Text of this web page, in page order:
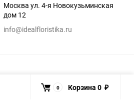
Москва ул. 4-я Новокузьминская
дом 12
info@idealfloristika.ru
0 Корзина 0 ₽